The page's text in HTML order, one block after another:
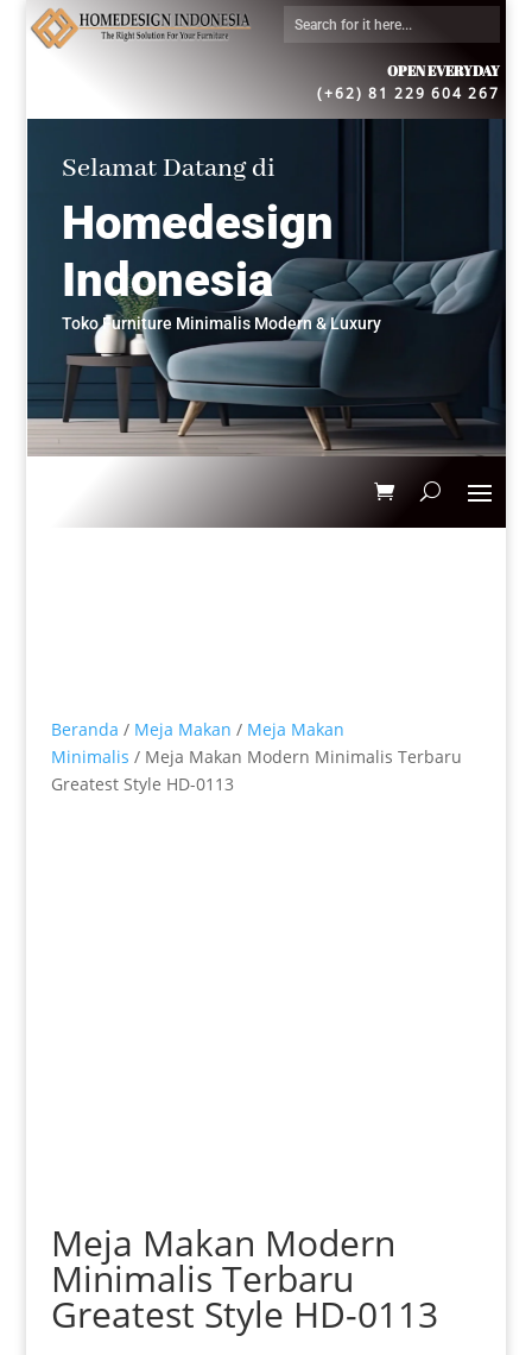
OPEN EVERYDAY
(+62) 81 229 604 267
Selamat Datang di
Homedesign
Indonesia
Toko Furniture Minimalis Modern & Luxury
Beranda / Meja Makan / Meja Makan
Minimalis / Meja Makan Modern Minimalis Terbaru
Greatest Style HD-0113
Meja Makan Modern
Minimalis Terbaru
Greatest Style HD-0113